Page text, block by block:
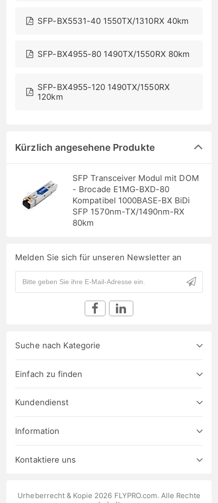
SFP-BX5531-40 1550TX/1310RX 40km
SFP-BX4955-80 1490TX/1550RX 80km
SFP-BX4955-120 1490TX/1550RX
120km
Kürzlich angesehene Produkte
SFP Transceiver Modul mit DOM
- Brocade E1MG-BXD-80
Kompatibel 1000BASE-BX BiDi
SFP 1570nm-TX/1490nm-RX
80km
Melden Sie sich für unseren Newsletter an
Suche nach Kategorie
Einfach zu finden
Kundendienst
Information
Kontaktiere uns
Urheberrecht & Kopie 2026 FLYPRO.com. Alle Rechte